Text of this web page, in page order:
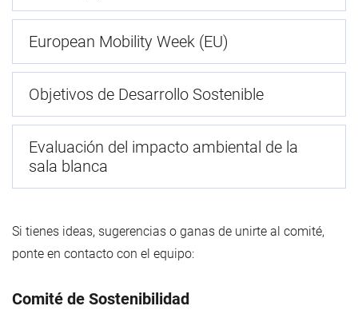
European Mobility Week (EU)
Objetivos de Desarrollo Sostenible
Evaluación del impacto ambiental de la
sala blanca
Si tienes ideas, sugerencias o ganas de unirte al comité,
ponte en contacto con el equipo:
Comité de Sostenibilidad